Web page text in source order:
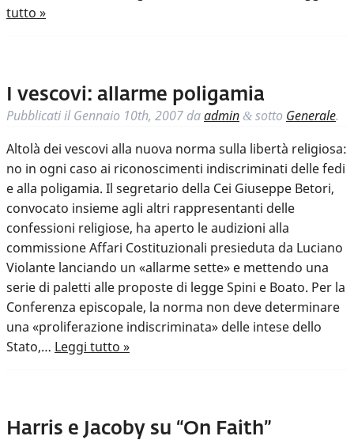
tutto »
I vescovi: allarme poligamia
Pubblicati ilGennaio 10th, 2007 daadmin & sotto Generale.
Altolà dei vescovi alla nuova norma sulla libertà religiosa:
no in ogni caso ai riconoscimenti indiscriminati delle fedi
e alla poligamia. Il segretario della Cei Giuseppe Betori,
convocato insieme agli altri rappresentanti delle
confessioni religiose, ha aperto le audizioni alla
commissione Affari Costituzionali presieduta da Luciano
Violante lanciando un «allarme sette» e mettendo una
serie di paletti alle proposte di legge Spini e Boato. Per la
Conferenza episcopale, la norma non deve determinare
una «proliferazione indiscriminata» delle intese dello
Stato,… Leggi tutto »
Harris e Jacoby su “On Faith”